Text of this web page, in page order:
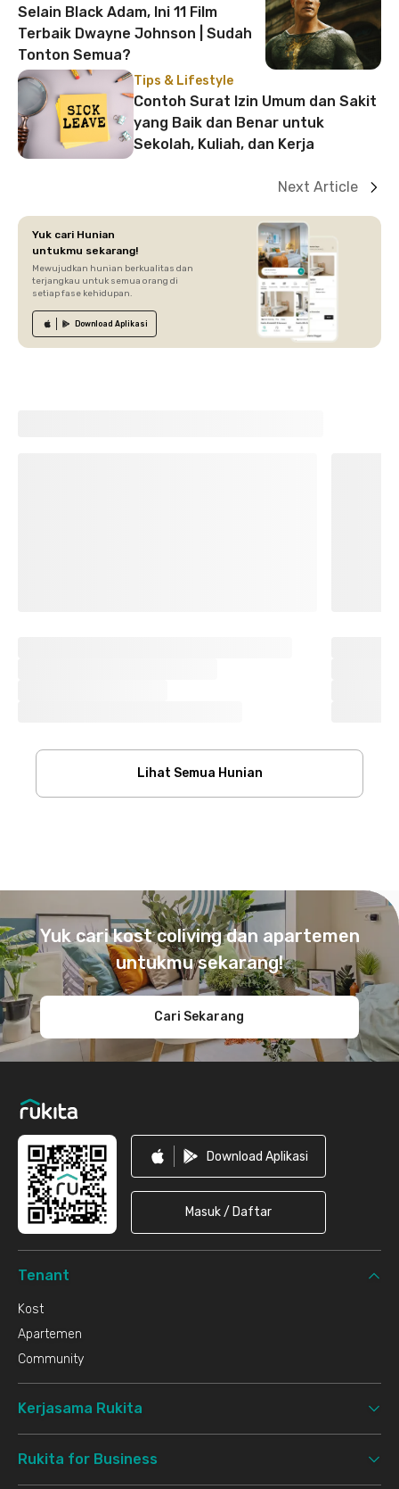
Selain Black Adam, Ini 11 Film
Terbaik Dwayne Johnson | Sudah
Tonton Semua?
Tips & Lifestyle
Contoh Surat Izin Umum dan Sakit
yang Baik dan Benar untuk
Sekolah, Kuliah, dan Kerja
Next Article
Yuk cari Hunian
untukmu sekarang!
Mewujudkan hunian berkualitas dan
terjangkau untuk semua orang di
setiap fase kehidupan.
Download Aplikasi
Lihat Semua Hunian
Yuk cari kost coliving dan apartemen
untukmu sekarang!
Cari Sekarang
Download Aplikasi
Masuk / Daftar
Tenant
Kost
Apartemen
Community
Kerjasama Rukita
Rukita for Business